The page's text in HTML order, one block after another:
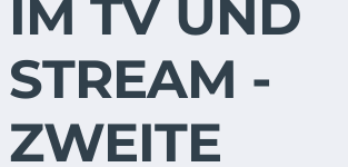
IM TV UND
STREAM -
ZWEITE